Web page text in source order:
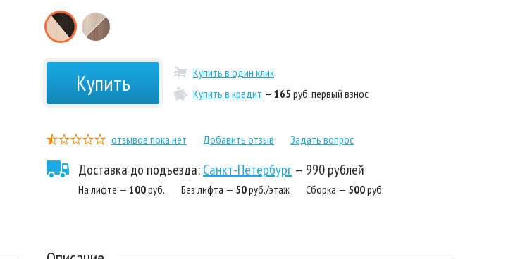
Купить
Купить в один клик
Купить в кредит — 165 руб. первый взнос
отзывов пока нет Добавить отзыв Задать вопрос
Доставка до подъезда:Санкт-Петербург — 990 рублей
На лифте — 100руб. Без лифта — 50руб./этаж Сборка — 500руб.